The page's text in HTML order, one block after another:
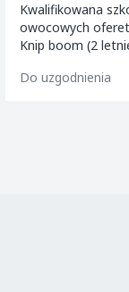
Producent
tunele foliowe )
zamówienie . Kalibrowane , chłodzone i
Do uzgodnienia